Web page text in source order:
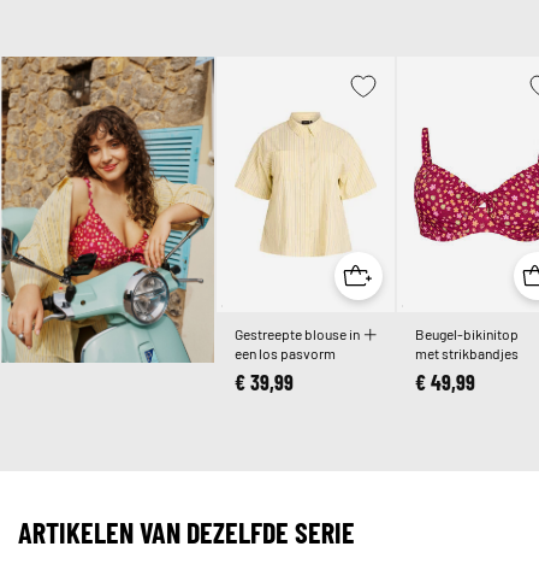
Gestreepte blouse in
een los pasvorm
€ 39,99
Beugel-bikinitop
met strikbandjes
€ 49,99
ARTIKELEN VAN DEZELFDE SERIE